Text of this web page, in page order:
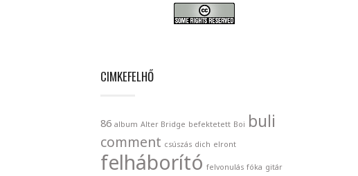
CIMKEFELHŐ
86 album Alter Bridge befektetett Boi buli
comment csúszás dich elront
felháborító felvonulás fóka gitár